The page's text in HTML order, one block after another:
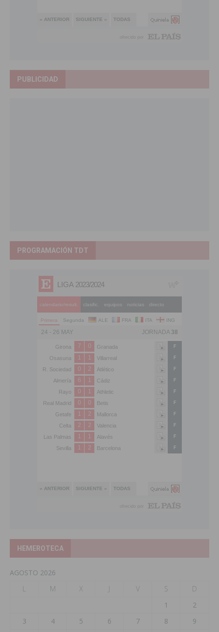
PUBLICIDAD
PROGRAMACIÓN TDT
HEMEROTECA
AGOSTO 2026
L
M X J V S
D
1
2
3
4 5 6 7 8
9